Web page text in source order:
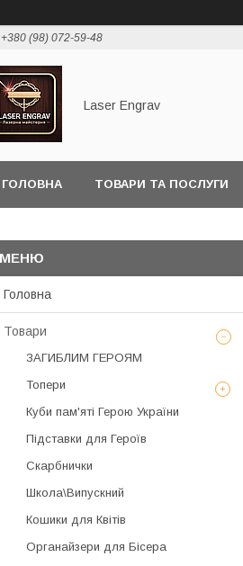
+380 (98) 072-59-48
Laser Engrav
ГОЛОВНА ТОВАРИ ТА ПОСЛУГИ
Головна
Товари
ЗАГИБЛИМ ГЕРОЯМ
Топери
Куби пам'яті Герою України
Підставки для Героїв
Скарбнички
Школа\Випускний
Кошики для Квітів
Органайзери для Бісера